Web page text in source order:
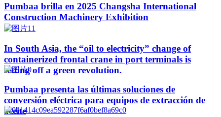
Pumbaa brilla en 2025 Changsha International
Construction Machinery Exhibition
In South Asia, the “oil to electricity” change of
containerized frontal crane in port terminals is
setting off a green revolution.
Pumbaa presenta las últimas soluciones de
conversión eléctrica para equipos de extracción de
aceite